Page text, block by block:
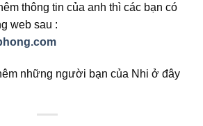
thông tin của anh thì các bạn có
web sau :
những người bạn của Nhi ở đây